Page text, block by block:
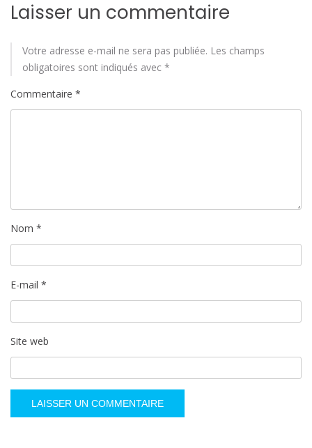
Laisser un commentaire
Votre adresse e-mail ne sera pas publiée. Les champs
obligatoires sont indiqués avec *
Commentaire *
Nom *
E-mail *
Site web